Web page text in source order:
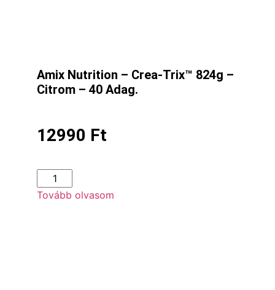
Amix Nutrition – Crea-Trix™ 824g –
Citrom – 40 Adag.
12990 Ft
Tovább olvasom